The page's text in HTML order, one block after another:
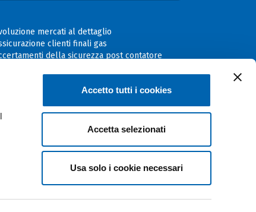
Accetto tutti i cookies
Accetta selezionati
Usa solo i cookie necessari
mercati al dettaglio
clienti finali gas
della sicurezza post contatore
Web amministratori di condominio